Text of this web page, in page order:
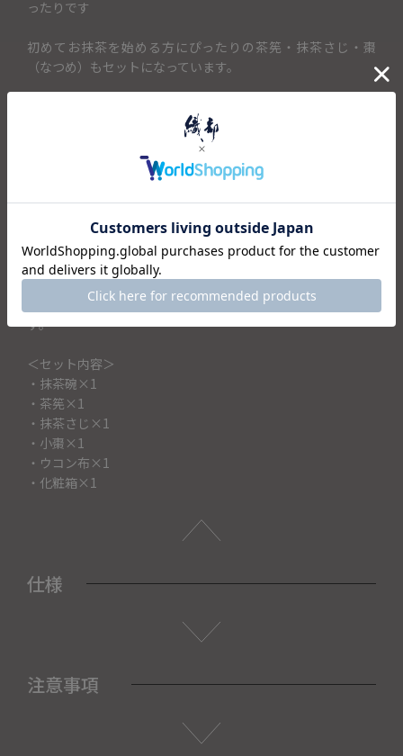
ったりです
初めてお抹茶を始める方にぴったりの茶筅・抹茶さじ・棗
（なつめ）もセットになっています。
な泡が立てやすく使い茶筅です
小棗（こなつめ）・・・抹茶を入れる容器です。小ぶりなサ
イズで野点にも持ち運びしやすいサイズ
抹茶さじ・・・・・・・・・抹茶をすくうための道具、茶杓
（ちゃしゃく）です。
ウコン布・・・・・・・・・ウコンの根で染めた鮮やかな黄
色の綿布。使い終わった抹茶碗をつつむのに使います。
母の日や敬老の日、お誕生日の贈り物に
抹茶を始めてみたい方へのプレゼントとしても喜ばれそうで
す。
＜セット内容＞
・抹茶碗×1
・茶筅×1
・抹茶さじ×1
・小棗×1
・ウコン布×1
・化粧箱×1
仕様
注意事項